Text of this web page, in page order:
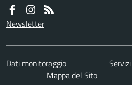
Newsletter
Dati monitoraggio Servizi
Mappa del Sito